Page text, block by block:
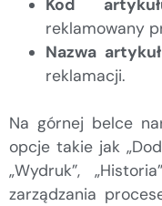
Kod
reklamowany
Nazwa
reklamacji.
Na górnej belce
opcje takie jak
„Wydruk”,
zarządzania